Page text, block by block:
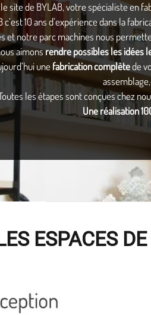
site de BYLAB, votre spécialiste en
c’est 10 ans d’expérience dans la
et notre parc machines nous
aimonsrendre possibles les idées
unefabrication complètede
les étapes sont conçues chez
Une réalisation
ESPACES